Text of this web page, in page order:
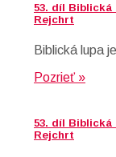
53. díl Biblická
Rejchrt
Biblická lupa
Pozrieť »
53. díl Biblická
Rejchrt